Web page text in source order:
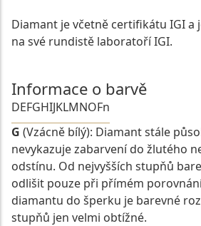
Diamant je včetně certifikátu IGI a
na své rundistě laboratoří IGI.
Informace o barvě
DEFGHIJKLMNOFn
G (Vzácně bílý): Diamant stále
nevykazuje zabarvení do žlutého
odstínu. Od nejvyšších stupňů
odlišit pouze při přímém
diamantu do šperku je barevné
stupňů jen velmi obtížné.